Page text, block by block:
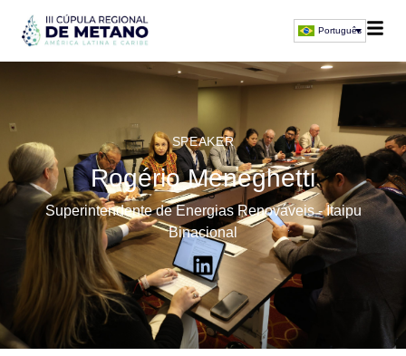
Português
SPEAKER
Rogério Meneghetti
Superintendente de Energias Renováveis - Itaipu
Binacional